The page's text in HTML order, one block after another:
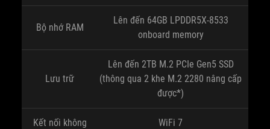
Bộ nhớ RAM
Lên đến 64GB LPDDR5X-8533
onboard memory
Lưu trữ
Lên đến 2TB M.2 PCIe Gen5 SSD
(thông qua 2 khe M.2 2280 nâng cấp
được*)
Kết nối không
WiFi 7